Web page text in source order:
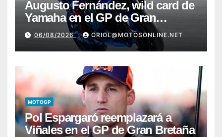
Augusto Fernández, wild card de
Yamaha en el GP de Gran
Bretaña
06/08/2026 ORIOL@MOTOSONLINE.NET
MOTOGP
Pol Espargaró reemplazará a
Viñales en el GP de Gran Bretaña